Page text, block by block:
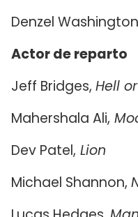
Denzel
Actor de reparto
Jeff Bridges, Hell
Mahershala Ali,
Dev Patel, Lion
Michael Shannon,